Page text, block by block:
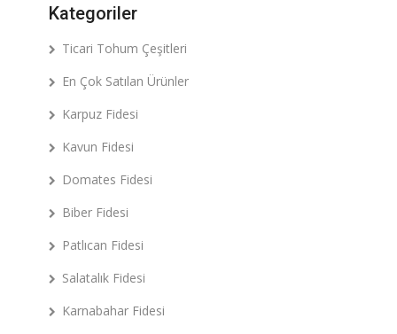
Kategoriler
Ticari Tohum Çeşitleri
En Çok Satılan Ürünler
Karpuz Fidesi
Kavun Fidesi
Domates Fidesi
Biber Fidesi
Patlıcan Fidesi
Salatalık Fidesi
Karnabahar Fidesi